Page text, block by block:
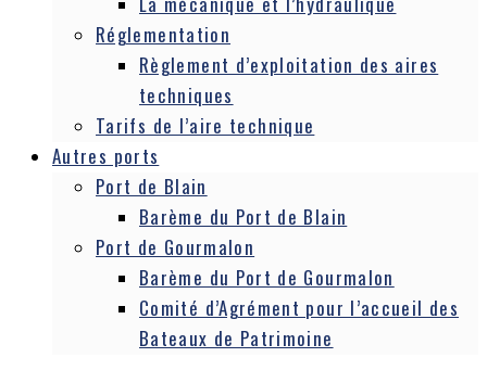
Réglementation
Règlement d’exploitation des aires
techniques
Tarifs de l’aire technique
Autres ports
Port de Blain
Barème du Port de Blain
Port de Gourmalon
Barème du Port de Gourmalon
Comité d’Agrément pour l’accueil des
Bateaux de Patrimoine